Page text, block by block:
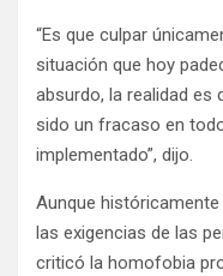
“Es que culpar
situación que hoy
absurdo, la realidad es
sido un fracaso en
implementado”, dijo.
Aunque
las exigencias de las
criticó la homofobia